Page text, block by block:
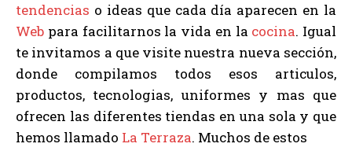
tendencias o ideas que cada día aparecen en la
Web para facilitarnos la vida en la cocina. Igual
te invitamos a que visite nuestra nueva sección,
donde compilamos todos esos articulos,
productos, tecnologias, uniformes y mas que
ofrecen las diferentes tiendas en una sola y que
hemos llamado La Terraza. Muchos de estos